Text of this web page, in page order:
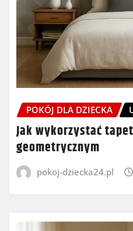
POKÓJ DLA DZIECKA
Jak wykorzystać
geometrycznym
pokoj-dziecka24.pl